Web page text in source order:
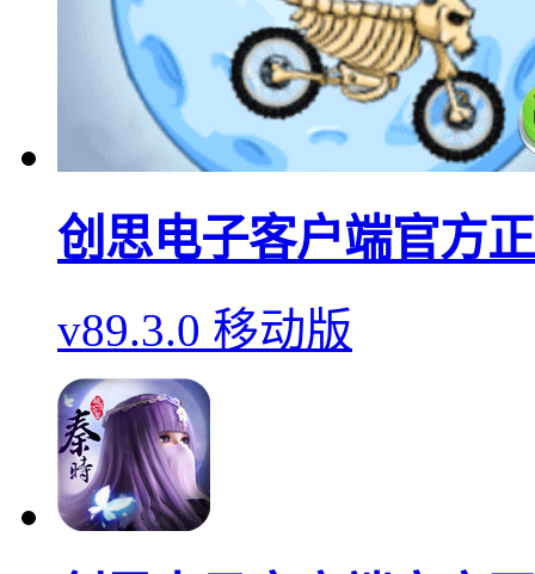
创思电子客户端官方
v89.3.0 移动版